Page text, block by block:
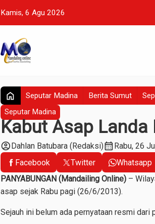
Kamis, 6 Agu 2026
home Seputar Madina Berita Sumut
Seputar Madina
Kabut Asap Landa
account_circleDahlan Batubara (Redaksi)calendar_monthRabu, 26
Facebook
Twitter Whatsapp
PANYABUNGAN (Mandailing Online) –
asap sejak Rabu pagi (26/6/2013).
Sejauh ini belum ada pernyataan resmi